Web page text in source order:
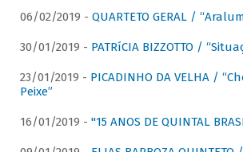
06/02/2019 - QUARTETO GERAL /
30/01/2019 - PATRíCIA BIZZOTTO /
23/01/2019 - PICADINHO DA VELHA /
Peixe”
16/01/2019 - "15 ANOS DE QUINTAL